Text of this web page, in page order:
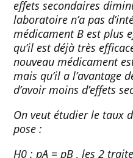
effets secondaires
laboratoire n’a pas
médicament B est plus
qu’il est déjà très
nouveau médicament
mais qu’il a l’avantage
d’avoir moins d’effets
On veut étudier le taux
pose :
H0 : pA = pB , les 2